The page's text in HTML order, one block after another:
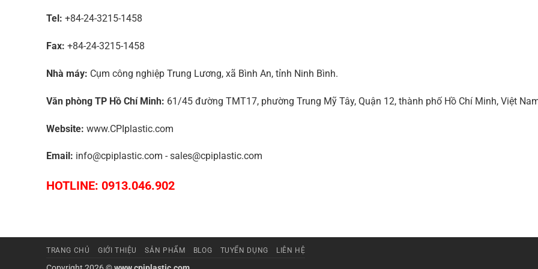
Tel: +84-24-3215-1458
Fax: +84-24-3215-1458
Nhà máy: Cụm công nghiệp Trung Lương, xã Bình An, tỉnh Ninh Bình.
Văn phòng TP Hồ Chí Minh: 61/45 đường TMT17, phường Trung Mỹ Tây, Quận 12, thành phố Hồ Chí Minh, Việt
Website: www.CPIplastic.com
Email: info@cpiplastic.com - sales@cpiplastic.com
HOTLINE: 0913.046.902
TRANG CHỦ GIỚI THIỆU SẢN PHẨM BLOG TUYỂN DỤNG LIÊN HỆ